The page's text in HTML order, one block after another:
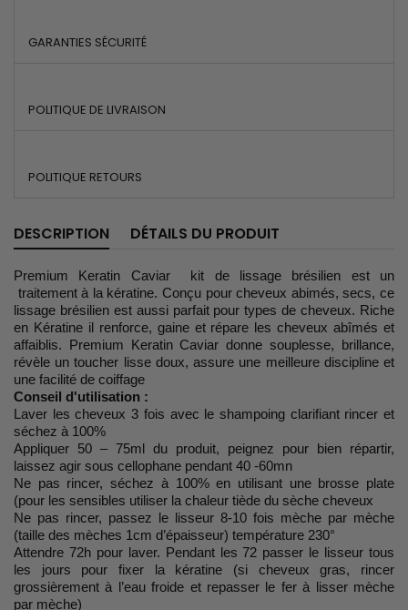
GARANTIES SÉCURITÉ
POLITIQUE DE LIVRAISON
POLITIQUE RETOURS
DESCRIPTION DÉTAILS DU PRODUIT
Premium Keratin Caviar kit de lissage brésilien est un
traitement à la kératine. Conçu pour cheveux abimés, secs, ce
lissage brésilien est aussi parfait pour types de cheveux. Riche
en Kératine il renforce, gaine et répare les cheveux abîmés et
affaiblis. Premium Keratin Caviar donne souplesse, brillance,
révèle un toucher lisse doux, assure une meilleure discipline et
une facilité de coiffage
Conseil d'utilisation :
Laver les cheveux 3 fois avec le shampoing clarifiant rincer et
séchez à 100%
Appliquer 50 – 75ml du produit, peignez pour bien répartir,
laissez agir sous cellophane pendant 40 -60mn
Ne pas rincer, séchez à 100% en utilisant une brosse plate
(pour les sensibles utiliser la chaleur tiède du sèche cheveux
Ne pas rincer, passez le lisseur 8-10 fois mèche par mèche
(taille des mèches 1cm d’épaisseur) température 230°
Attendre 72h pour laver. Pendant les 72 passer le lisseur tous
les jours pour fixer la kératine (si cheveux gras, rincer
grossièrement à l’eau froide et repasser le fer à lisser mèche
par mèche)